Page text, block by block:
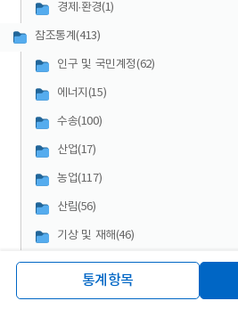
경제·환경(1)
참조통계(413)
인구 및 국민계정(62)
에너지(15)
수송(100)
산업(17)
농업(117)
산림(56)
기상 및 재해(46)
유관기관 통계(52)
통계항목